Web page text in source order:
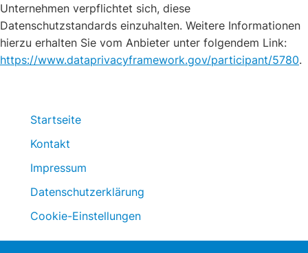
Unternehmen verpflichtet sich, diese
Datenschutzstandards einzuhalten. Weitere Informationen
hierzu erhalten Sie vom Anbieter unter folgendem Link:
https://www.dataprivacyframework.gov/participant/5780.
Startseite
Kontakt
Impressum
Datenschutzerklärung
Cookie-Einstellungen